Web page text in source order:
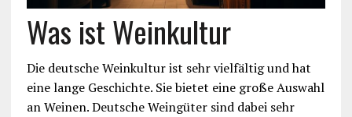
Was ist Weinkultur
Die deutsche Weinkultur ist sehr vielfältig und hat
eine lange Geschichte. Sie bietet eine große Auswahl
an Weinen. Deutsche Weingüter sind dabei sehr